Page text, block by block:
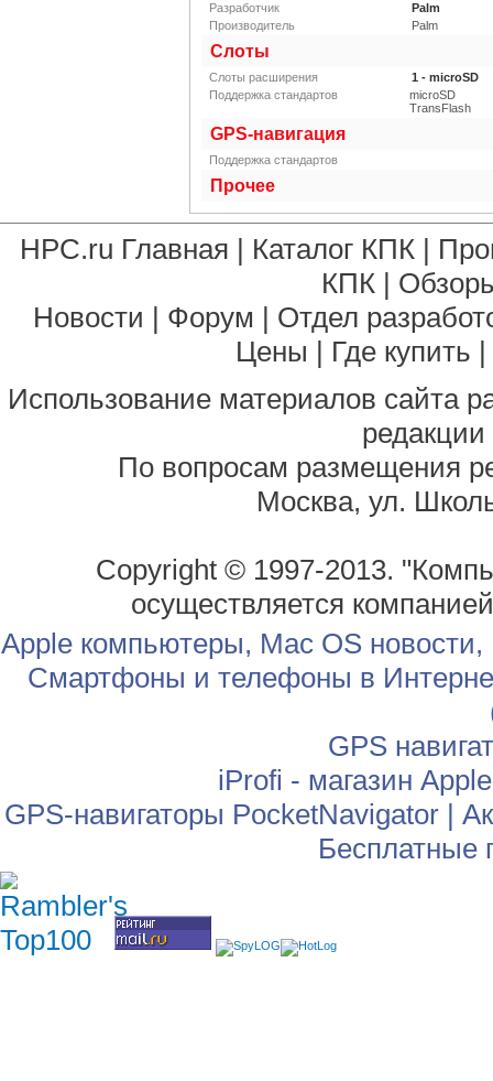
Разработчик
Palm
Производитель
Palm
Слоты
Слоты расширения
1 - microSD
Поддержка стандартов
microSD
TransFlash
GPS-навигация
Поддержка стандартов
Прочее
HPC.ru Главная | Каталог КПК |
КПК |
Новости | Форум | Отдел
Цены | Где купить |
Использование материалов сайта
По вопросам размещения
Москва, ул.
Copyright © 1997-2013.
осуществляется
Apple компьютеры, Mac OS
Смартфоны и телефоны в
GPS
iProfi - магазин
GPS-навигаторы PocketNavigator|
Бесплатные